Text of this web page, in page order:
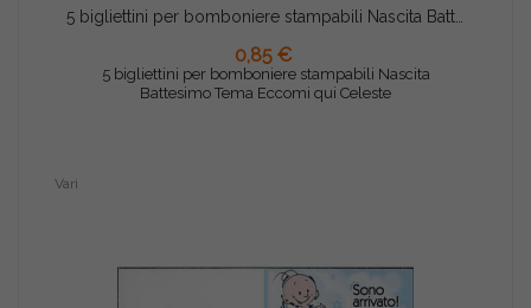
0,85 €
5 bigliettini per bomboniere stampabili Nascita
Battesimo Tema Eccomi qui Celeste
AGGIUNGI AL CARRELLO
Vari